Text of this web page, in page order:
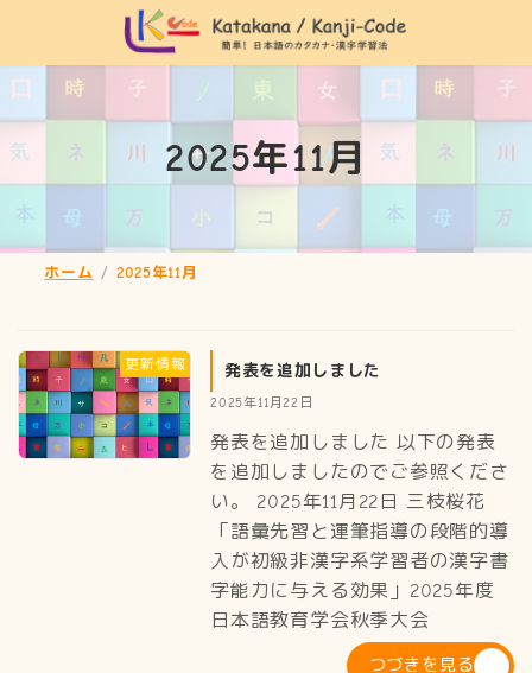
2025年11月
ホーム 2025年11月
更新情報 発表を追加しました
2025年11月22日
発表を追加しました 以下の発表
を追加しましたのでご参照くださ
い。 2025年11月22日 三枝桜花
「語彙先習と運筆指導の段階的導
入が初級非漢字系学習者の漢字書
字能力に与える効果」2025年度
日本語教育学会秋季大会
つづきを見る